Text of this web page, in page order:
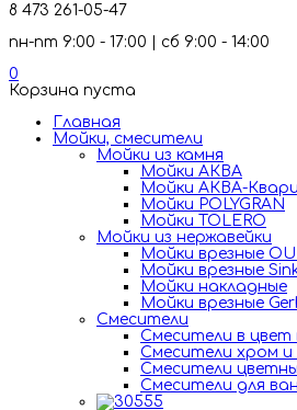
8 473 261-05-47
пн-пт 9:00 - 17:00 | сб 9:00 - 14:00
0
Корзина пуста
Главная
Мойки, смесители
Mойки из камня
Мойки АКВА
Мойки АКВА-
Мойки POLYGRAN
Мойки TOLERO
Мойки из нержавейки
Мойки врезные
Мойки врезные
Мойки накладные
Мойки врезные
Смесители
Смесители в цвет
Смесители хром и
Смесители
Смесители для